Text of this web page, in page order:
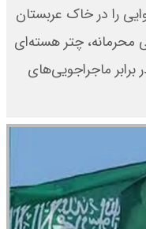
را در خاک عربستان
محرمانه، چتر هسته‌ای
برابر ماجراجویی‌های